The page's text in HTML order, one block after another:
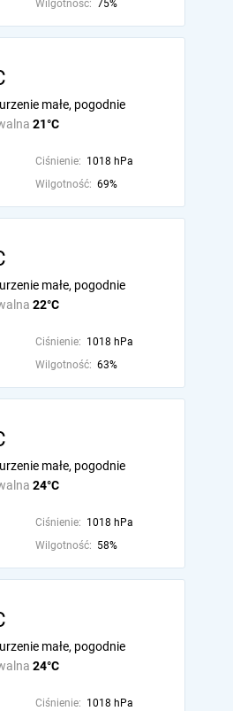
Wilgotność: 75%
21°C
małe, pogodnie
Ciśnienie: 1018 hPa
Wilgotność: 69%
22°C
małe, pogodnie
Ciśnienie: 1018 hPa
Wilgotność: 63%
24°C
małe, pogodnie
Ciśnienie: 1018 hPa
Wilgotność: 58%
24°C
małe, pogodnie
Ciśnienie: 1018 hPa